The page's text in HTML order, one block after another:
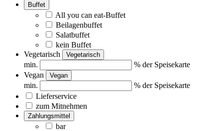
Buffet
All you can eat-Buffet
Beilagenbuffet
Salatbuffet
kein Buffet
Vegetarisch
Vegetarisch
min.
% der Speisekarte
Vegan
Vegan
min.
% der Speisekarte
Lieferservice
zum Mitnehmen
Zahlungsmittel
bar